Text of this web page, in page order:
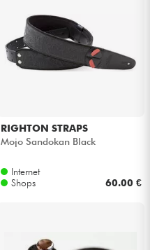
RIGHTON STRAPS
Mojo Sandokan Black
Internet
Shops
60.00 €